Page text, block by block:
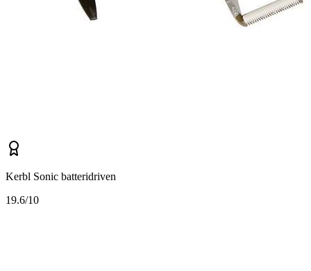
Kerbl Sonic batteridriven
19.6/10